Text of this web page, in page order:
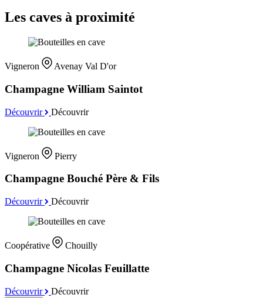
Les caves à proximité
Vigneron Avenay Val D'or
Champagne William Saintot
Découvrir Découvrir
Vigneron Pierry
Champagne Bouché Père & Fils
Découvrir Découvrir
Coopérative Chouilly
Champagne Nicolas Feuillatte
Découvrir Découvrir